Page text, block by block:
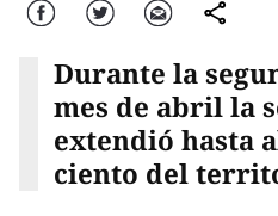
Facebook Twitter Correo comparte
Durante la
mes de abril la
extendió hasta
ciento del